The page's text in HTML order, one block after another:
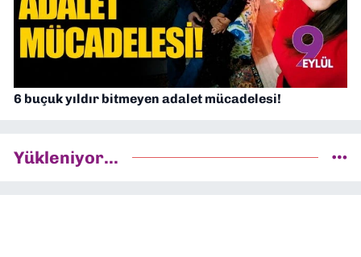
6 buçuk yıldır bitmeyen adalet mücadelesi!
Yükleniyor...